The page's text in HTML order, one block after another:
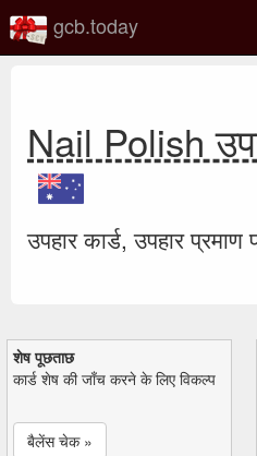
gcb.today
Nail Polish
उपहार कार्ड, उपहार
शेष पूछताछ
कार्ड शेष की जाँच करने के लिए विकल्प
बैलेंस चेक »